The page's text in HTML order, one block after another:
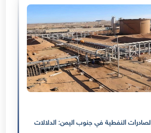
النفطية في جنوب اليمن: الدلالات